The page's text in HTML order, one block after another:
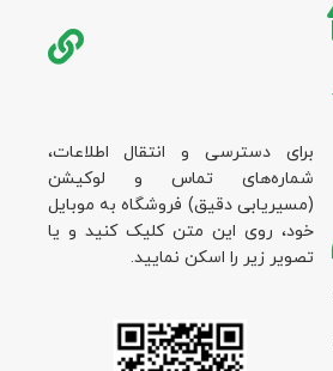
برای دسترسی و انتقال اطلاعات،
شماره‌های تماس و لوکیشن
(مسیریابی دقیق) فروشگاه به موبایل
خود، روی این متن کلیک کنید و یا
تصویر زیر را اسکن نمایید.